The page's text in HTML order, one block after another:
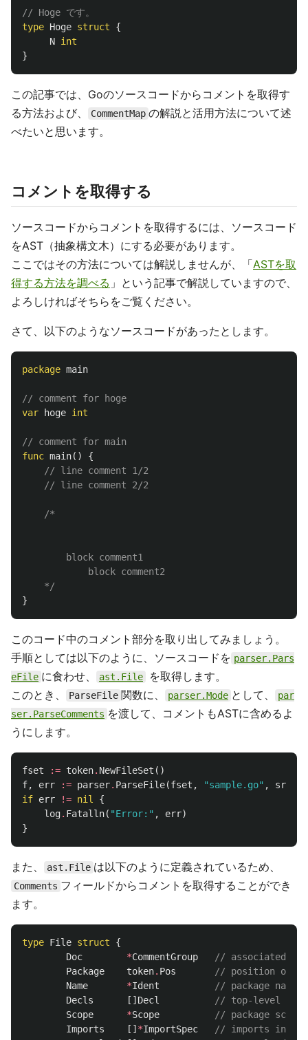
// Hoge です。
type Hoge struct
{
N int
}
この記事では、Goのソースコードからコメントを取得す
る方法および、
CommentMap の解説と活用方法について述
べたいと思います。
コメントを取得する
ソースコードからコメントを取得するには、ソースコード
をAST（抽象構文木）にする必要があります。
ここではその方法については解説しませんが、「ASTを取
得する方法を調べる 」という記事で解説していますので、
よろしければそちらをご覧ください。
さて、以下のようなソースコードがあったとします。
package main
// comment for hoge
var
hoge int
// comment for main
func main()
{
// line comment 1/2
// line comment 2/2
/*
	*/
}
このコード中のコメント部分を取り出してみましょう。
手順としては以下のように、ソースコードを parser.Pars
eFile に食わせ、 ast.File
を取得します。
このとき、
ParseFile 関数に、 parser.Mode として、
par
ser.ParseComments を渡して、コメントもASTに含めるよ
うにします。
fset := token. NewFileSet ()
f, err := parser. ParseFile(fset , "sample.go" , src
if err != nil
{
log. Fatalln( "Error:" , err)
}
また、 ast.File は以下のように定義されているため、
Comments フィールドからコメントを取得することができ
ます。
type File struct
{
Doc
*CommentGroup
// associated
Package
token. Pos
// position of
Name
*Ident
// package name
Decls
[] Decl
// top-level
Scope
*Scope
// package
Imports
[] *ImportSpec
// imports in